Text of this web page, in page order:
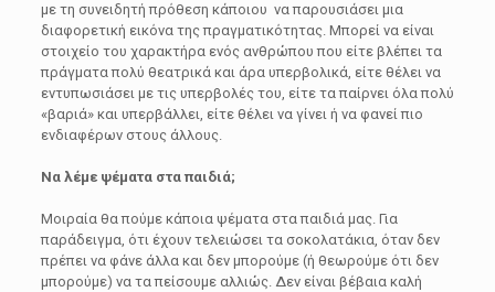
με τη συνειδητή πρόθεση κάποιου να παρουσιάσει μια
διαφορετική εικόνα της πραγματικότητας. Μπορεί να είναι
στοιχείο του χαρακτήρα ενός ανθρώπου που είτε βλέπει τα
πράγματα πολύ θεατρικά και άρα υπερβολικά, είτε θέλει να
εντυπωσιάσει με τις υπερβολές του, είτε τα παίρνει όλα πολύ
«βαριά» και υπερβάλλει, είτε θέλει να γίνει ή να φανεί πιο
ενδιαφέρων στους άλλους.
Να λέμε ψέματα στα παιδιά;
Μοιραία θα πούμε κάποια ψέματα στα παιδιά μας. Για
παράδειγμα, ότι έχουν τελειώσει τα σοκολατάκια, όταν δεν
πρέπει να φάνε άλλα και δεν μπορούμε (ή θεωρούμε ότι δεν
μπορούμε) να τα πείσουμε αλλιώς. Δεν είναι βέβαια καλή